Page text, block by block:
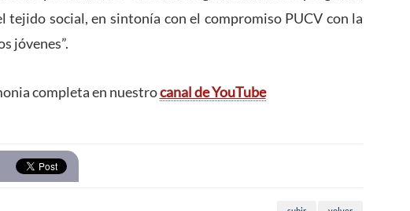
tejido social, en sintonía con el compromiso PUCV con la
jóvenes”.
completa en nuestrocanal de YouTube